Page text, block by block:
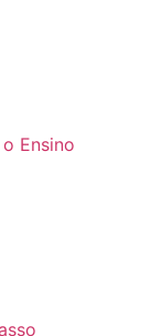
Ensino